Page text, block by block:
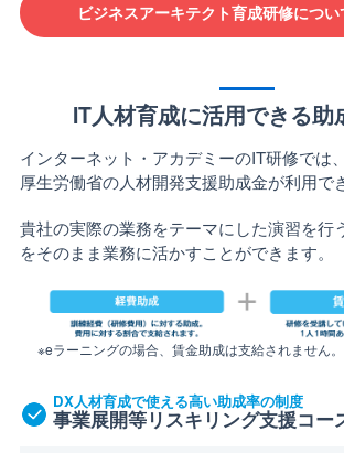
ビジネスアーキテクト育成研修につ
IT人材育成に活用できる助
インターネット・アカデミーのIT研修では
厚生労働省の人材開発支援助成金が利用で
貴社の実際の業務をテーマにした演習を行
をそのまま業務に活かすことができます。
※eラーニングの場合、賃金助成は支給されません。
DX人材育成で使える高い助成率の制度
事業展開等リスキリング支援コー